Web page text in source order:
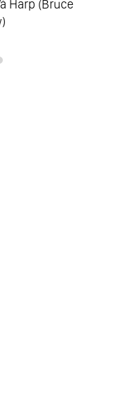
Harp (Bruce